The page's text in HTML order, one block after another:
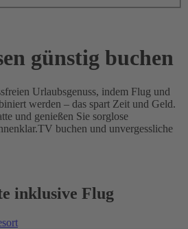
günstig buchen
Urlaubsgenuss, indem Flug und
werden – das spart Zeit und Geld.
und genießen Sie sorglose
buchen und unvergessliche
inklusive Flug